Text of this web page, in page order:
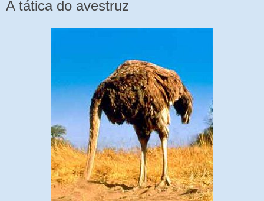
A tática do avestruz